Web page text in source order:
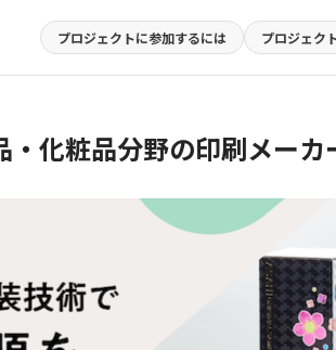
プロジェクトに参加するには プロジェク
化粧品分野の印刷メーカ